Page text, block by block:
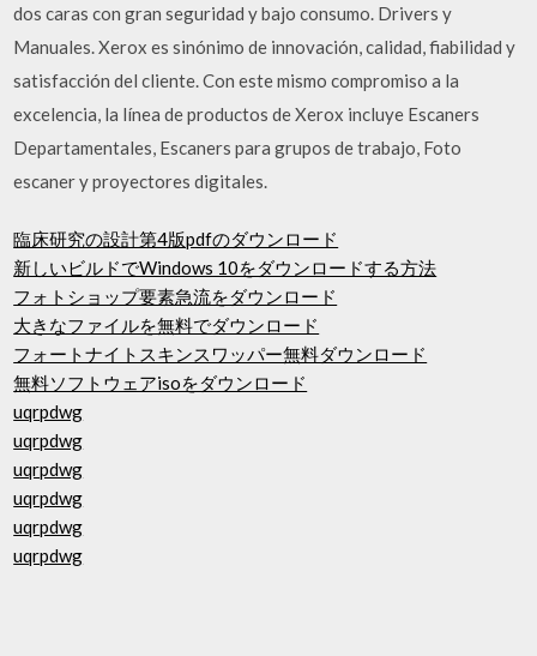
dos caras con gran seguridad y bajo consumo. Drivers y
Manuales. Xerox es sinónimo de innovación, calidad, fiabilidad y
satisfacción del cliente. Con este mismo compromiso a la
excelencia, la línea de productos de Xerox incluye Escaners
Departamentales, Escaners para grupos de trabajo, Foto
escaner y proyectores digitales.
臨床研究の設計第4版pdfのダウンロード
新しいビルドでWindows 10をダウンロードする方法
フォトショップ要素急流をダウンロード
大きなファイルを無料でダウンロード
フォートナイトスキンスワッパー無料ダウンロード
無料ソフトウェアisoをダウンロード
uqrpdwg
uqrpdwg
uqrpdwg
uqrpdwg
uqrpdwg
uqrpdwg